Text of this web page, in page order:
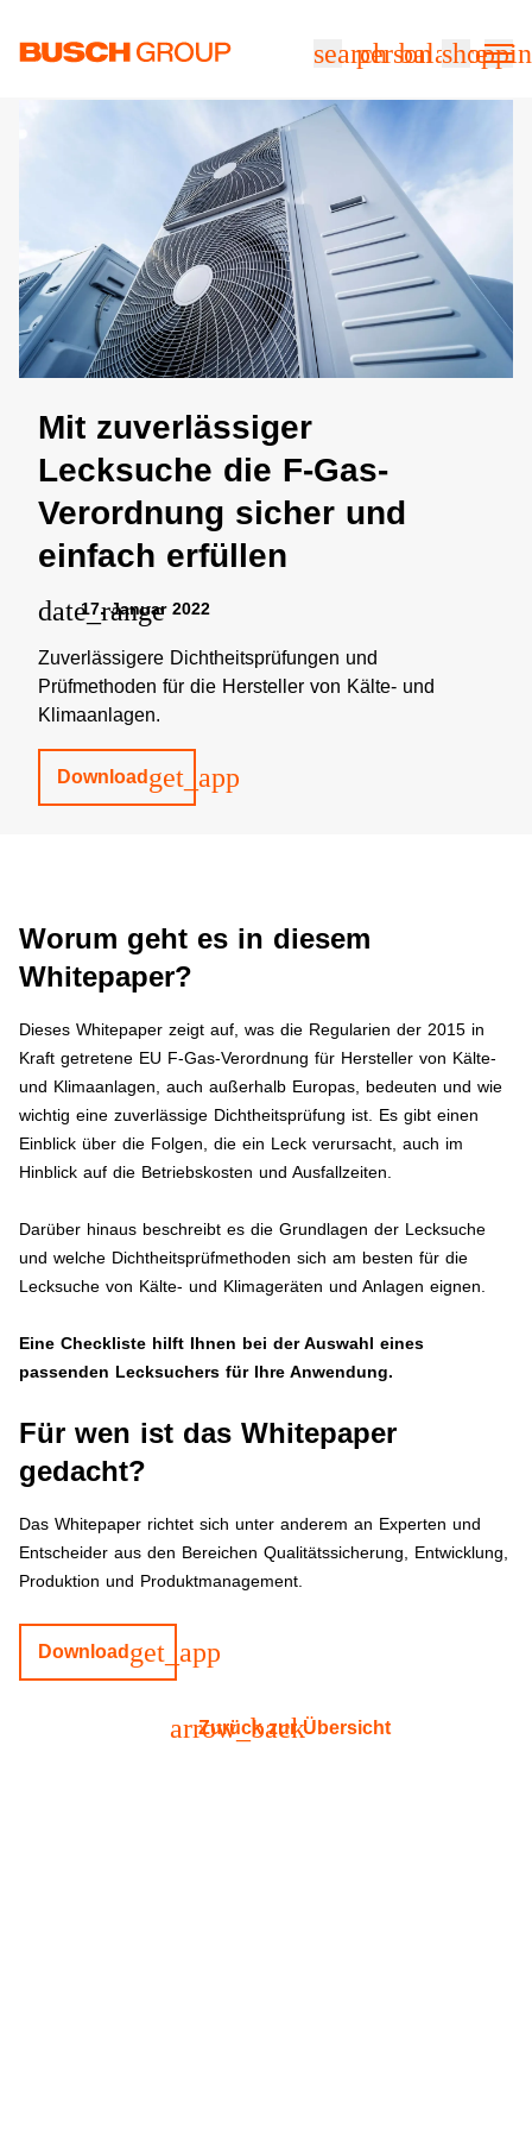
searchpersonbalance
Mit zuverlässiger
Lecksuche die F-Gas-
Verordnung sicher und
einfach erfüllen
date_range
17. Januar 2022
Zuverlässigere Dichtheitsprüfungen und
Prüfmethoden für die Hersteller von Kälte- und
Klimaanlagen.
Download get_app
Worum geht es in diesem
Whitepaper?
Dieses Whitepaper zeigt auf, was die Regularien der 2015 in
Kraft getretene EU F-Gas-Verordnung für Hersteller von Kälte-
und Klimaanlagen, auch außerhalb Europas, bedeuten und wie
wichtig eine zuverlässige Dichtheitsprüfung ist. Es gibt einen
Einblick über die Folgen, die ein Leck verursacht, auch im
Hinblick auf die Betriebskosten und Ausfallzeiten.
Darüber hinaus beschreibt es die Grundlagen der Lecksuche
und welche Dichtheitsprüfmethoden sich am besten für die
Lecksuche von Kälte- und Klimageräten und Anlagen eignen.
Eine Checkliste hilft Ihnen bei der Auswahl eines
passenden Lecksuchers für Ihre Anwendung.
Für wen ist das Whitepaper
gedacht?
Das Whitepaper richtet sich unter anderem an Experten und
Entscheider aus den Bereichen Qualitätssicherung, Entwicklung,
Produktion und Produktmanagement.
Download get_app
Zurück zur Übersicht
arrow_back